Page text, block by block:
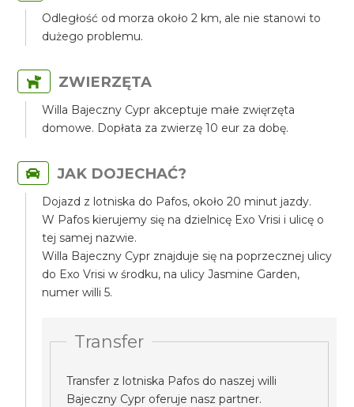
Odległość od morza około 2 km, ale nie stanowi to
dużego problemu.
ZWIERZĘTA
Willa Bajeczny Cypr akceptuje małe zwięrzęta
domowe. Dopłata za zwierzę 10 eur za dobę.
JAK DOJECHAĆ?
Dojazd z lotniska do Pafos, około 20 minut jazdy.
W Pafos kierujemy się na dzielnicę Exo Vrisi i ulicę o
tej samej nazwie.
Willa Bajeczny Cypr znajduje się na poprzecznej ulicy
do Exo Vrisi w środku, na ulicy Jasmine Garden,
numer willi 5.
Transfer
Transfer z lotniska Pafos do naszej willi
Bajeczny Cypr oferuje nasz partner.